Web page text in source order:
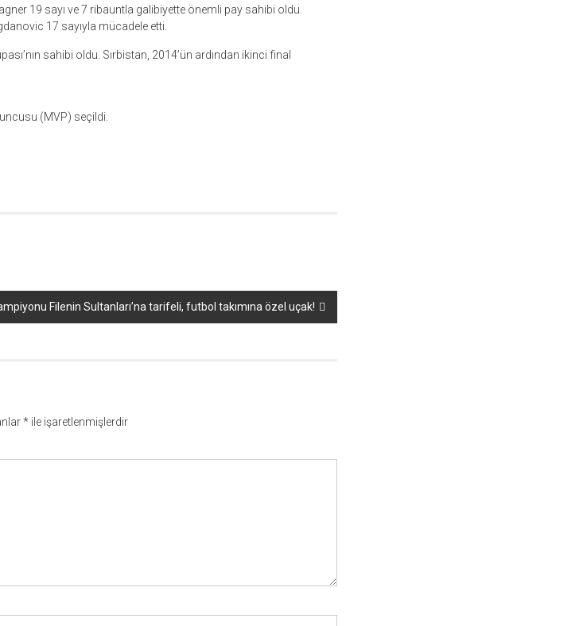
19 sayı ve 7 ribauntla galibiyette önemli pay sahibi oldu.
17 sayıyla mücadele etti.
sahibi oldu. Sırbistan, 2014’ün ardından ikinci final
(MVP) seçildi.
Filenin Sultanları’na tarifeli, futbol takımına özel uçak!
*ile işaretlenmişlerdir